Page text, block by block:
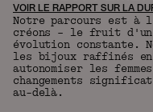
VOIR LE RAPPORT SUR LA
Notre parcours est à
créons – le fruit
évolution constante.
les bijoux raffinés en
autonomiser les
changements
au-delà.